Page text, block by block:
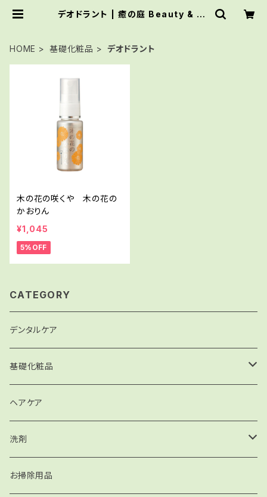
デオドラント | 癒の庭 Beauty & Bo
HOME 基礎化粧品 デオドラント
木の花の咲くや 木の花の
かおりん
¥1,045
5%OFF
CATEGORY
デンタルケア
基礎化粧品
化粧水・乳液
ジェル
ミツロウクリーム
ヘアケア
洗剤
洗濯洗剤
お掃除用品